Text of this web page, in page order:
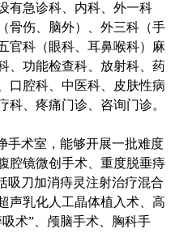
有急诊科、内科、外一科
骨伤、脑外）、外三科（手
官科（眼科、耳鼻喉科）麻
、功能检查科、放射科、药
口腔科、中医科、皮肤性病
科、疼痛门诊、咨询门诊。
手术室，能够开展一批难度
腔镜微创手术、重度脱垂痔
吸刀加消痔灵注射治疗混合
声乳化人工晶体植入术、高
术”、颅脑手术、胸科手